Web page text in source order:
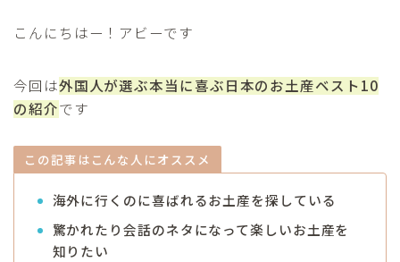
セーシェル
海外移住
こんにちはー！アビーです
今回は外国人が選ぶ本当に喜ぶ日本のお土産ベスト10
の紹介です
この記事はこんな人にオススメ
海外に行くのに喜ばれるお土産を探している
驚かれたり会話のネタになって楽しいお土産を
知りたい